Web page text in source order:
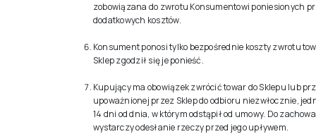
zobowiązana do zwrotu Konsumentowi poniesionych
dodatkowych kosztów.
Konsument ponosi tylko bezpośrednie koszty zwrotu
Sklep zgodził się je ponieść.
Kupujący ma obowiązek zwrócić towar do Sklepu lub
upoważnionej przez Sklep do odbioru niezwłocznie,
14 dni od dnia, w którym odstąpił od umowy. Do
wystarczy odesłanie rzeczy przed jego upływem.